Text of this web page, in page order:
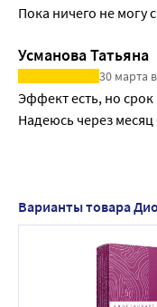
Пока ничего не могу
Усманова Татьяна
30 марта
Эффект есть, но
Надеюсь через месяц
Варианты товара